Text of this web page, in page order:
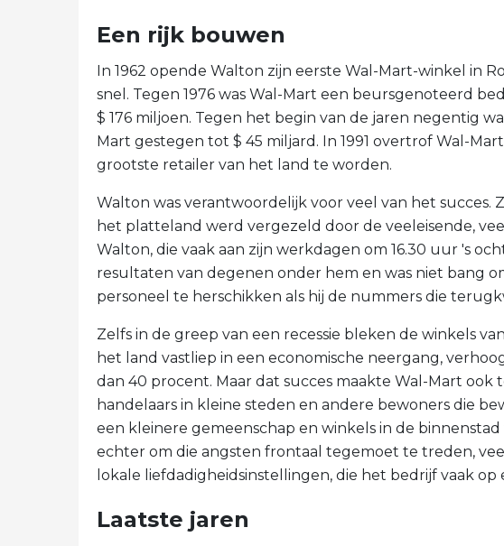
Een rijk bouwen
In 1962 opende Walton zijn eerste Wal-Mart-winkel in
snel. Tegen 1976 was Wal-Mart een beursgenoteerd
$ 176 miljoen. Tegen het begin van de jaren negentig
Mart gestegen tot $ 45 miljard. In 1991 overtrof Wal-
grootste retailer van het land te worden.
Walton was verantwoordelijk voor veel van het succes.
het platteland werd vergezeld door de veeleisende,
Walton, die vaak aan zijn werkdagen om 16.30 uur 's
resultaten van degenen onder hem en was niet bang
personeel te herschikken als hij de nummers die
Zelfs in de greep van een recessie bleken de winkels
het land vastliep in een economische neergang,
dan 40 procent. Maar dat succes maakte Wal-Mart ook
handelaars in kleine steden en andere bewoners die
een kleinere gemeenschap en winkels in de
echter om die angsten frontaal tegemoet te treden,
lokale liefdadigheidsinstellingen, die het bedrijf vaak
Laatste jaren